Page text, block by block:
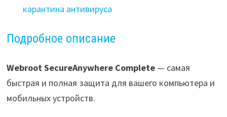
карантина антивируса
Подробное описание
Webroot SecureAnywhere Complete— cамая
быстрая и полная защита для вашего компьютера и
мобильных устройств.